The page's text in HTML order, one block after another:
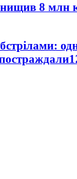
8 млн